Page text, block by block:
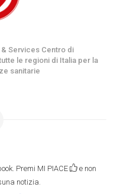
Services Centro di
le regioni di Italia per la
sanitarie
Premi MI PIACE
e non
notizia.